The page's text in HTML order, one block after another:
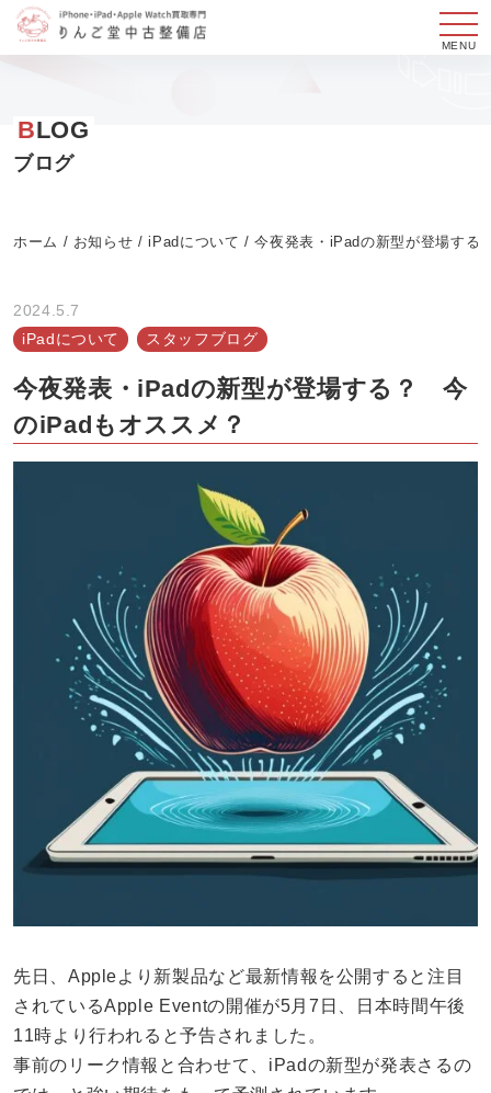
ン
ス
ッ
プ
る
メ
BLOG
ブログ
ホーム / お知らせ /iPadについて /今夜発表・iPadの新型が登場す
2024.5.7
iPadについて
スタッフブログ
今夜発表・iPadの新型が登場する？ 今
のiPadもオススメ？
先日、Appleより新製品など最新情報を公開すると注目
されているApple Eventの開催が5月7日、日本時間午後
11時より行われると予告されました。
事前のリーク情報と合わせて、iPadの新型が発表さるの